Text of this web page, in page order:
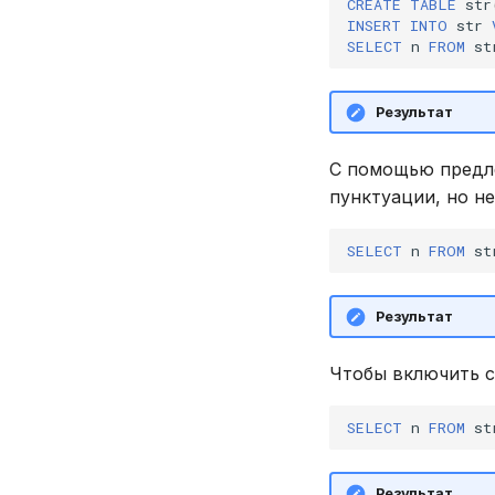
INSERT INTO str
SELECT n FROM
Результат
C помощью
пунктуации, но
SELECT n FROM
Результат
Чтобы включить
SELECT n FROM